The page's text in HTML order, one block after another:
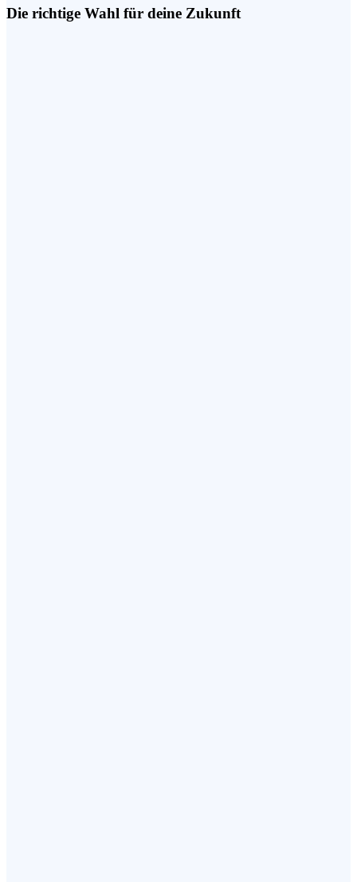
Die richtige Wahl für deine Zukunft